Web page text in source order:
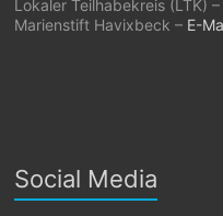
Lokaler Teilhabekreis (LTK) –
Marienstift Havixbeck – E-
Social Media